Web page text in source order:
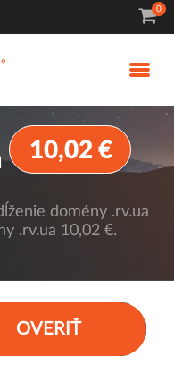
0
10,02 €
domény .rv.ua
.rv.ua 10,02 €.
OVERIŤ